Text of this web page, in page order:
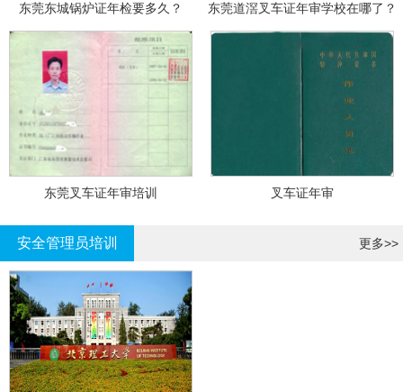
东莞东城锅炉证年检要多久？ 东莞道滘叉车证年审学校在哪了？
东莞叉车证年审培训 叉车证年审
安全管理员培训 更多>>